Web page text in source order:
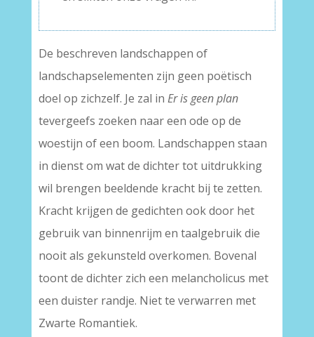
De beschreven landschappen of
landschapselementen zijn geen poëtisch
doel op zichzelf. Je zal in Er is geen plan
tevergeefs zoeken naar een ode op de
woestijn of een boom. Landschappen staan
in dienst om wat de dichter tot uitdrukking
wil brengen beeldende kracht bij te zetten.
Kracht krijgen de gedichten ook door het
gebruik van binnenrijm en taalgebruik die
nooit als gekunsteld overkomen. Bovenal
toont de dichter zich een melancholicus met
een duister randje. Niet te verwarren met
Zwarte Romantiek.